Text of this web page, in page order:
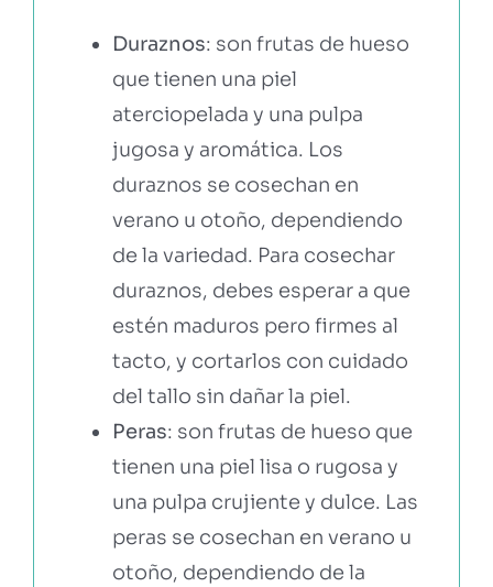
Duraznos: son frutas de hueso
que tienen una piel
aterciopelada y una pulpa
jugosa y aromática. Los
duraznos se cosechan en
verano u otoño, dependiendo
de la variedad. Para cosechar
duraznos, debes esperar a que
estén maduros pero firmes al
tacto, y cortarlos con cuidado
del tallo sin dañar la piel.
Peras: son frutas de hueso que
tienen una piel lisa o rugosa y
una pulpa crujiente y dulce. Las
peras se cosechan en verano u
otoño, dependiendo de la